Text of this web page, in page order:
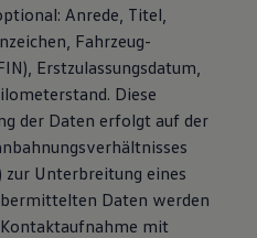
Anrede, Titel,
Fahrzeug-
Erstzulassungsdatum,
Diese
der Daten erfolgt auf der
zur Unterbreitung eines
Daten werden
mit